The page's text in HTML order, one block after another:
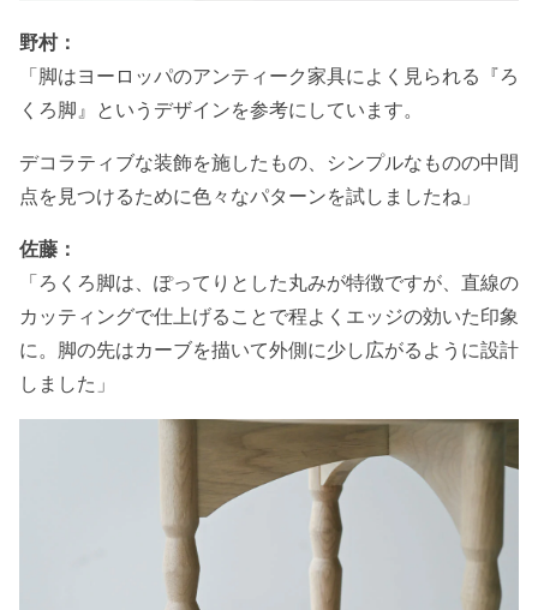
野村：
「脚はヨーロッパのアンティーク家具によく見られる『ろ
くろ脚』というデザインを参考にしています。
デコラティブな装飾を施したもの、シンプルなものの中間
点を見つけるために色々なパターンを試しましたね」
佐藤：
「ろくろ脚は、ぽってりとした丸みが特徴ですが、直線の
カッティングで仕上げることで程よくエッジの効いた印象
に。脚の先はカーブを描いて外側に少し広がるように設計
しました」